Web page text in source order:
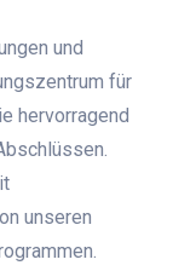
und
für
hervorragend
unseren